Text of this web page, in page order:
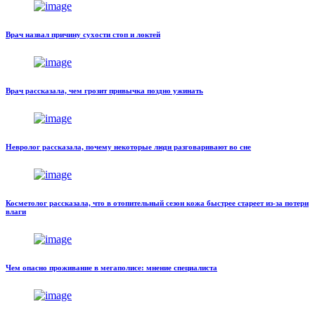
Врач назвал причину сухости стоп и локтей
Врач рассказала, чем грозит привычка поздно ужинать
Невролог рассказала, почему некоторые люди разговаривают во сне
Косметолог рассказала, что в отопительный сезон кожа быстрее стареет из-за потери
влаги
Чем опасно проживание в мегаполисе: мнение специалиста